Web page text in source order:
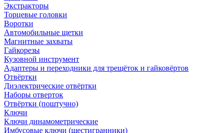
Экстракторы
Торцевые головки
Воротки
Автомобильные щетки
Магнитные захваты
Гайкорезы
Кузовной инструмент
Адаптеры и переходники для трещёток и гайковёртов
Отвёртки
Диэлектрические отвёртки
Наборы отверток
Отвёртки (поштучно)
Ключи
Ключи динамометрические
Имбусовые ключи (шестигранники)